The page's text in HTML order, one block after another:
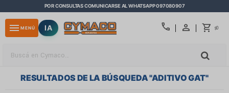
POR CONSULTAS COMUNICARSE AL WHATSAPP 097080907
call $0
menu MENÚ IA
RESULTADOS DE LA BÚSQUEDA "ADITIVO GAT"
close